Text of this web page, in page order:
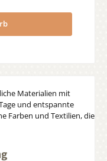
Materialien mit
und entspannte
Farben und Textilien, die